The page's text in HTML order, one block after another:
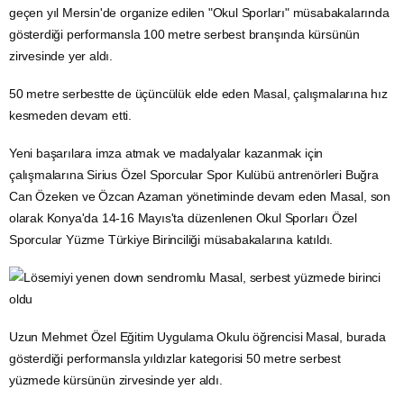
geçen yıl Mersin'de organize edilen "Okul Sporları" müsabakalarında
gösterdiği performansla 100 metre serbest branşında kürsünün
zirvesinde yer aldı.
50 metre serbestte de üçüncülük elde eden Masal, çalışmalarına hız
kesmeden devam etti.
Yeni başarılara imza atmak ve madalyalar kazanmak için
çalışmalarına Sirius Özel Sporcular Spor Kulübü antrenörleri Buğra
Can Özeken ve Özcan Azaman yönetiminde devam eden Masal, son
olarak Konya'da 14-16 Mayıs'ta düzenlenen Okul Sporları Özel
Sporcular Yüzme Türkiye Birinciliği müsabakalarına katıldı.
Uzun Mehmet Özel Eğitim Uygulama Okulu öğrencisi Masal, burada
gösterdiği performansla yıldızlar kategorisi 50 metre serbest
yüzmede kürsünün zirvesinde yer aldı.